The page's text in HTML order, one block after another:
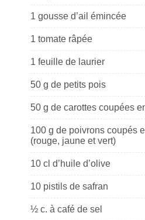
1 gousse d’ail émincée
1 tomate râpée
1 feuille de laurier
50 g de petits pois
50 g de carottes coupées
100 g de poivrons coupés
(rouge, jaune et vert)
10 cl d’huile d’olive
10 pistils de safran
½ c. à café de sel